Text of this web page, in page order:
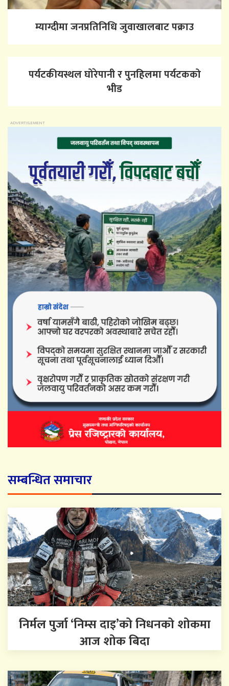
म्याग्दीमा जनप्रतिनिधि जुवाखालबाट पक्राउ
पर्यटकीयस्थल घोरेपानी र पुनहिलमा पर्यटकको
भीड
सम्बन्धित समाचार
निर्मल पुर्जा ‘निम्स दाइ’को निधनको शोकमा
आज शोक बिदा